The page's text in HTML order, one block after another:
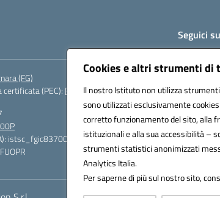
Cookies e altri strumenti di
Il nostro Istituto non utilizza
sono utilizzati esclusivamente
corretto funzionamento del sito, alla
istituzionali e alla sua accessibilità –
strumenti statistici anonimizzati
Analytics Italia.
Per saperne di più sul nostro sito,
Seguici
(FG)
(PEC): FGIC83700P@pec.istruzione.it
istsc_fgic83700p